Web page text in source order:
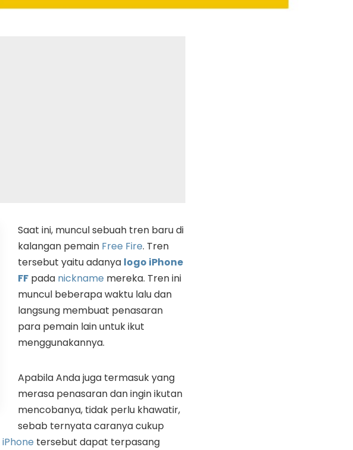
Saat ini, muncul sebuah tren baru di
kalangan pemain Free Fire. Tren
tersebut yaitu adanya logo iPhone
FF pada nickname mereka. Tren ini
muncul beberapa waktu lalu dan
langsung membuat penasaran
para pemain lain untuk ikut
menggunakannya.
Apabila Anda juga termasuk yang
merasa penasaran dan ingin ikutan
mencobanya, tidak perlu khawatir,
sebab ternyata caranya cukup
iPhone tersebut dapat terpasang